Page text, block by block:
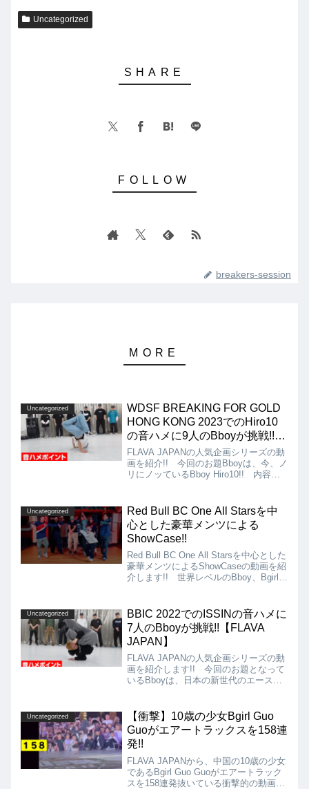
Uncategorized
breakers-session
Uncategorized
WDSF BREAKING FOR GOLD
HONG KONG 2023でのHiro10
の音ハメに9人のBboyが挑戦!!
【FLAVA JAPAN】
FLAVA JAPANの人気企画シリーズの動
画を紹介!! 今回のお題Bboyは、今、ノ
リにノッているBboy Hiro10!! 内容
ハイスキルな音ハメを超えるムーブに9
人のBboyが挑戦するというもの!!
Uncategorized
Red Bull BC One All Starsを中
心とした豪華メンツによる
ShowCase!!
Red Bull BC One All Starsを中心とした
豪華メンツによるShowCaseの動画を紹
介します!! 世界レベルのBboy、Bgirlだ
います!!
Uncategorized
BBIC 2022でのISSINの音ハメに
7人のBboyが挑戦!!【FLAVA
JAPAN】
FLAVA JAPANの人気企画シリーズの動
画を紹介します!! 今回のお題となって
いるBboyは、日本の新世代のエース、
いハイスキルな音ハメを超えるムーブに
7人のBboyが挑戦するというもの!!
Uncategorized
【衝撃】10歳の少女Bgirl Guo
Guoがエアートラックスを158連
発!!
FLAVA JAPANから、中国の10歳の少女
であるBgirl Guo Guoがエアートラック
スを158連発抜いている衝撃的の動画を